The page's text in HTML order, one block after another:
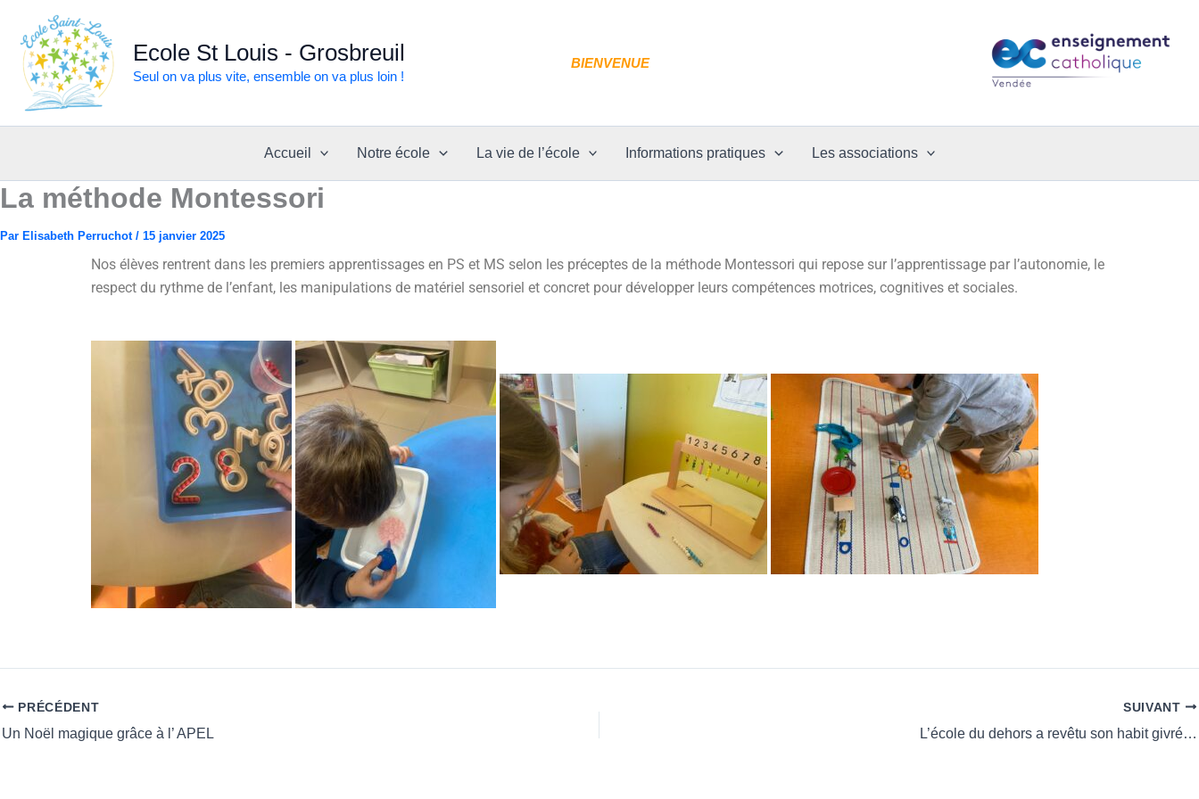
contenu
Ecole St Louis - Grosbreuil
Seul on va plus vite, ensemble on va plus loin !
BIENVENUE
Accueil Notre école La vie de l’école Informations pratiques Les associations
La méthode Montessori
Par Elisabeth Perruchot / 15 janvier 2025
Nos élèves rentrent dans les premiers apprentissages en PS et MS selon les préceptes de la méthode Montessori qui repose sur l’apprentissage par l’autonomie, le
respect du rythme de l’enfant, les manipulations de matériel sensoriel et concret pour développer leurs compétences motrices, cognitives et sociales.
PRÉCÉDENT
Un Noël magique grâce à l’ APEL
SUIVANT
L’école du dehors a revêtu son habit givré…